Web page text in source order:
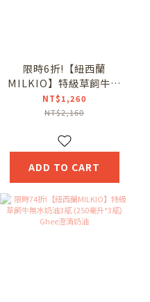
限時6折!【紐西蘭
MILKIO】特級草飼牛無
水奶油2瓶組(500毫升/
瓶) Ghee/酥油/澄清奶
NT$1,260
NT$2,160
ADD TO CART